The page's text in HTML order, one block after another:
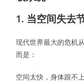
1. 当空间失去
现代世界最大的危机
而是：
空间太快，身体跟不上